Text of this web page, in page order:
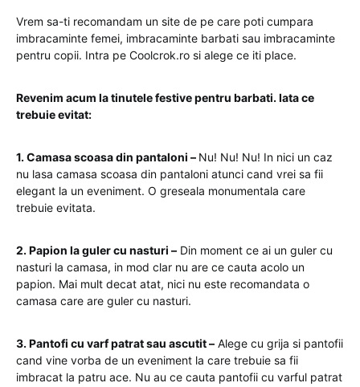
Vrem sa-ti recomandam un site de pe care poti cumpara
imbracaminte femei, imbracaminte barbati sau imbracaminte
pentru copii. Intra pe Coolcrok.ro si alege ce iti place.
Revenim acum la tinutele festive pentru barbati. Iata ce
trebuie evitat:
1. Camasa scoasa din pantaloni – Nu! Nu! Nu! In nici un caz
nu lasa camasa scoasa din pantaloni atunci cand vrei sa fii
elegant la un eveniment. O greseala monumentala care
trebuie evitata.
2. Papion la guler cu nasturi – Din moment ce ai un guler cu
nasturi la camasa, in mod clar nu are ce cauta acolo un
papion. Mai mult decat atat, nici nu este recomandata o
camasa care are guler cu nasturi.
3. Pantofi cu varf patrat sau ascutit – Alege cu grija si pantofii
cand vine vorba de un eveniment la care trebuie sa fii
imbracat la patru ace. Nu au ce cauta pantofii cu varful patrat